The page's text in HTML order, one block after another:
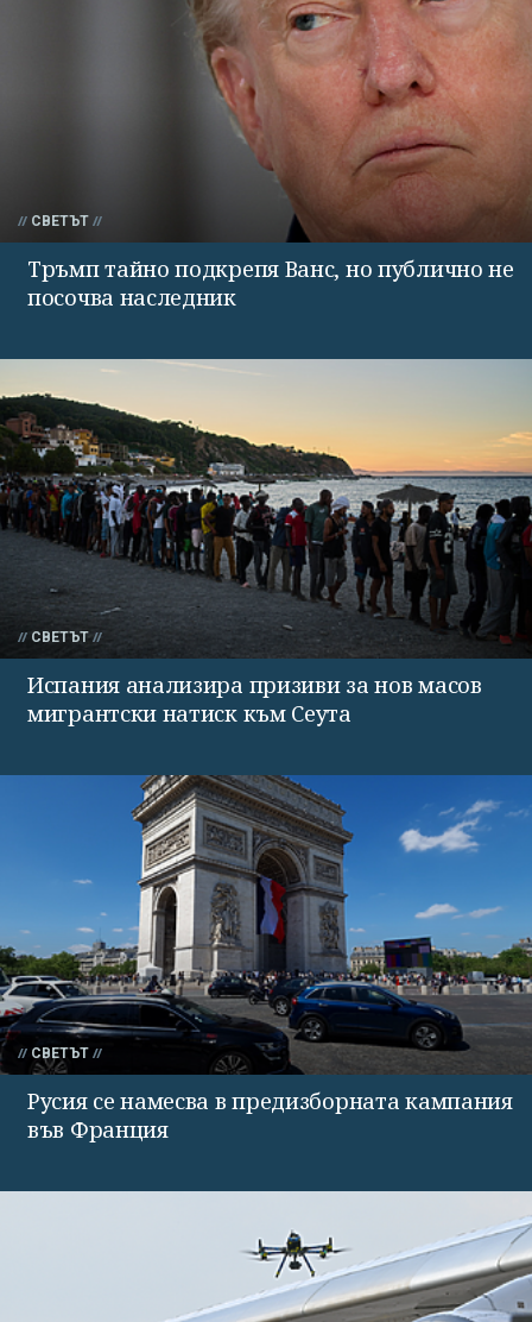
СВЕТЪТ
Тръмп тайно подкрепя Ванс, но публично не
посочва наследник
СВЕТЪТ
Испания анализира призиви за нов масов
мигрантски натиск към Сеута
СВЕТЪТ
Русия се намесва в предизборната кампания
във Франция